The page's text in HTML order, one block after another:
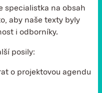
specialistka na obsah
aby naše texty byly
i odborníky.
posily:
o projektovou agendu